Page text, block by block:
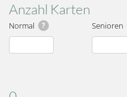
Anzahl Karten
?
Normal Senioren
Gesamt